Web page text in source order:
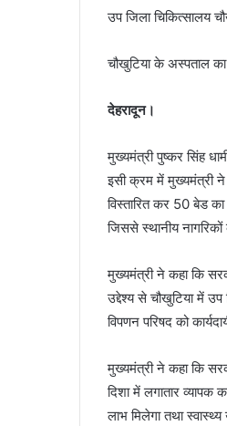
उप जिला चिकित्सालय
चौखुटिया के अस्पताल का
देहरादून।
मुख्यमंत्री पुष्कर सिंह
इसी क्रम में मुख्यमंत्री ने
विस्तारित कर 50 बेड
जिससे स्थानीय
मुख्यमंत्री ने कहा कि
उद्देश्य से चौखुटिया में
विपणन परिषद को
मुख्यमंत्री ने कहा कि
दिशा में लगातार
लाभ मिलेगा तथा